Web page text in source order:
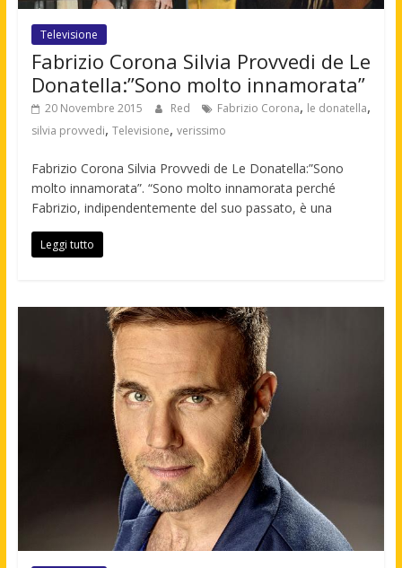
Televisione
Fabrizio Corona Silvia Provvedi de Le
Donatella:”Sono molto innamorata”
20 Novembre 2015 Red Fabrizio Corona, le donatella,
silvia provvedi, Televisione, verissimo
Fabrizio Corona Silvia Provvedi de Le Donatella:”Sono
molto innamorata”. “Sono molto innamorata perché
Fabrizio, indipendentemente del suo passato, è una
Leggi tutto